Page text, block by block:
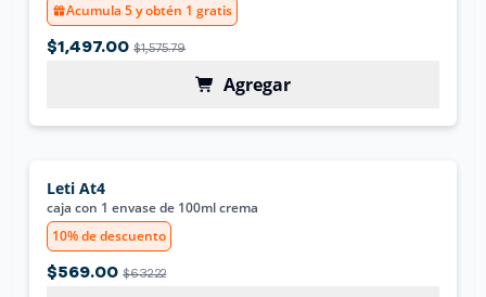
Acumula 5 y obtén 1 gratis
$1,497.00 $1,575.79
Agregar
Leti At4
caja con 1 envase de 100ml crema
10% de descuento
$569.00 $632.22